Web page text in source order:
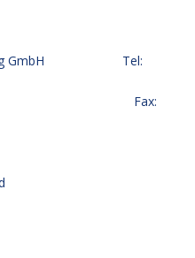
GmbH Tel:
Quelle Fax:
80